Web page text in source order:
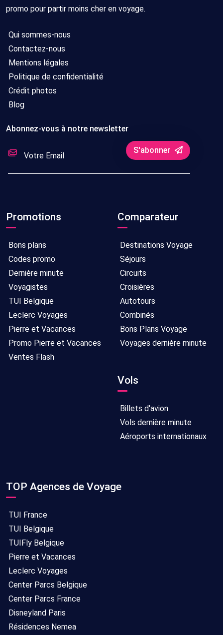
promo pour partir moins cher en voyage.
Qui sommes-nous
Contactez-nous
Mentions légales
Politique de confidentialité
Crédit photos
Blog
Abonnez-vous à notre newsletter
S'abonner
Promotions
Bons plans
Codes promo
Dernière minute
Voyagistes
TUI Belgique
Leclerc Voyages
Pierre et Vacances
Promo Pierre et Vacances
Ventes Flash
Comparateur
Destinations Voyage
Séjours
Circuits
Croisières
Autotours
Combinés
Bons Plans Voyage
Voyages dernière minute
Vols
Billets d'avion
Vols dernière minute
Aéroports internationaux
TOP Agences de Voyage
TUI France
TUI Belgique
TUIFly Belgique
Pierre et Vacances
Leclerc Voyages
Center Parcs Belgique
Center Parcs France
Disneyland Paris
Résidences Nemea